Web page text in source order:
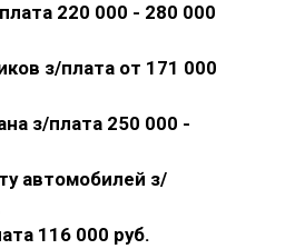
220 000 - 280 000
з/плата от 171 000
з/плата 250 000 -
автомобилей з/
116 000 руб.